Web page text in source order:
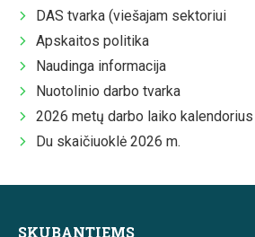
DAS tvarka (viešajam sektoriui
Apskaitos politika
Naudinga informacija
Nuotolinio darbo tvarka
2026 metų darbo laiko kalendorius
Du skaičiuoklė 2026 m.
SKUBANTIEMS